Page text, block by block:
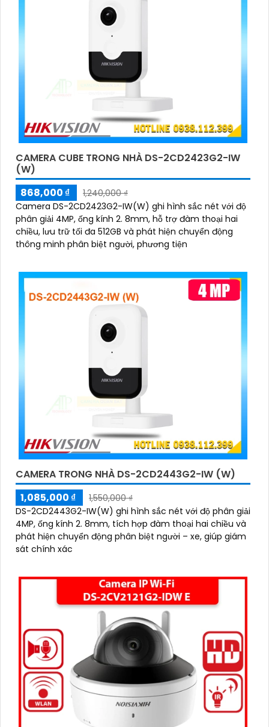
CAMERA CUBE TRONG NHÀ DS-2CD2423G2-IW
(W)
868,000 ₫
1,240,000 ₫
Camera DS-2CD2423G2-IW(W) ghi hình sắc nét với độ
phân giải 4MP, ống kính 2. 8mm, hỗ trợ đàm thoại hai
chiều, lưu trữ tối đa 512GB và phát hiện chuyển động
thông minh phân biệt người, phương tiện
CAMERA TRONG NHÀ DS-2CD2443G2-IW (W)
1,085,000 ₫
1,550,000 ₫
DS-2CD2443G2-IW(W) ghi hình sắc nét với độ phân giải
4MP, ống kính 2. 8mm, tích hợp đàm thoại hai chiều và
phát hiện chuyển động phân biệt người – xe, giúp giám
sát chính xác